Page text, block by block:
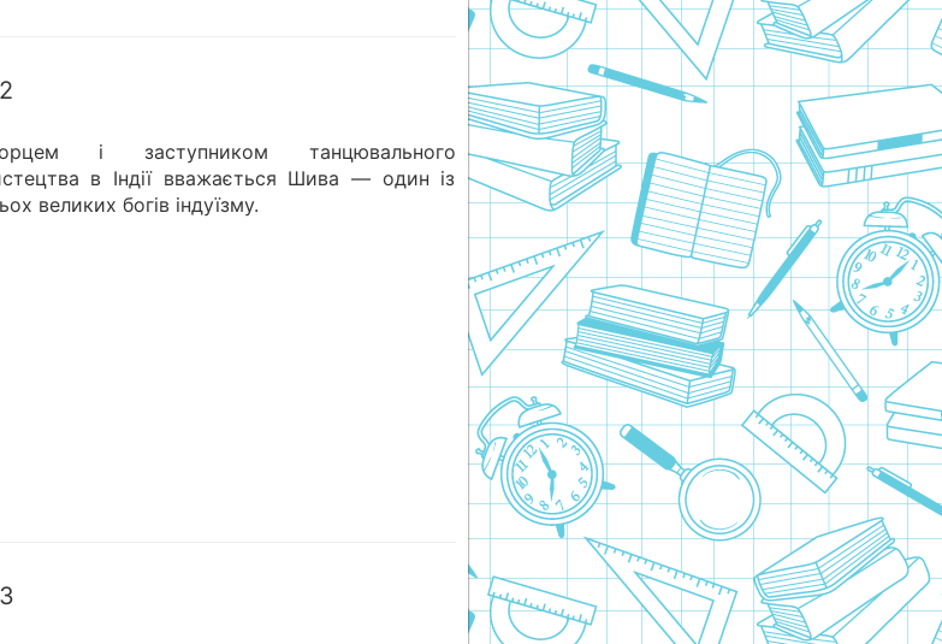
і заступником танцювального
в Індії вважається Шива — один із
великих богів індуїзму.